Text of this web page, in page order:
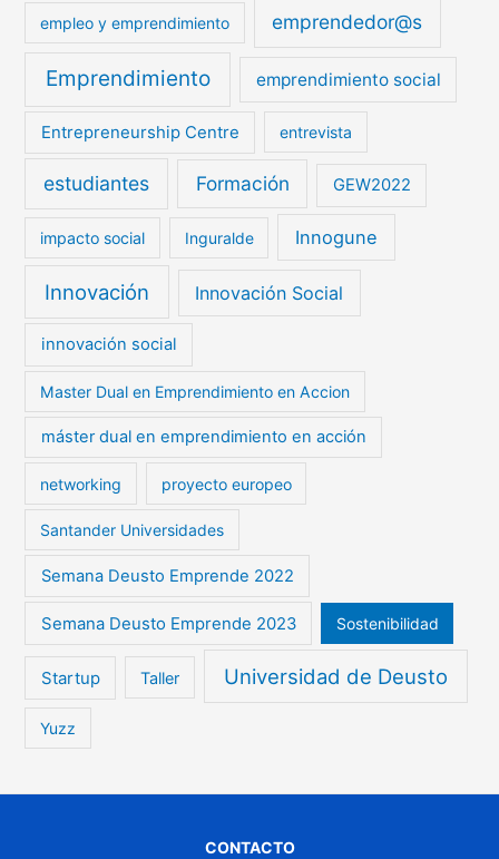
empleo y emprendimiento emprendedor@s
Emprendimiento emprendimiento social
Entrepreneurship Centre entrevista
estudiantes Formación GEW2022
impacto social Inguralde Innogune
Innovación Innovación Social
innovación social
Master Dual en Emprendimiento en Accion
máster dual en emprendimiento en acción
networking proyecto europeo
Santander Universidades
Semana Deusto Emprende 2022
Semana Deusto Emprende 2023 Sostenibilidad
Startup Taller Universidad de Deusto
Yuzz
CONTACTO